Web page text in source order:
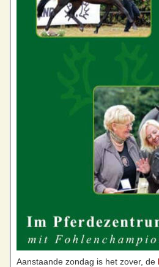
Aanstaande zondag is het zover, de